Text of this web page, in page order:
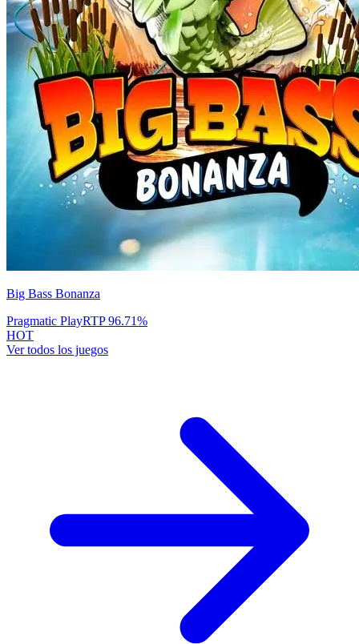
Big Bass Bonanza
Pragmatic PlayRTP96.71%
HOT
Ver todos los juegos